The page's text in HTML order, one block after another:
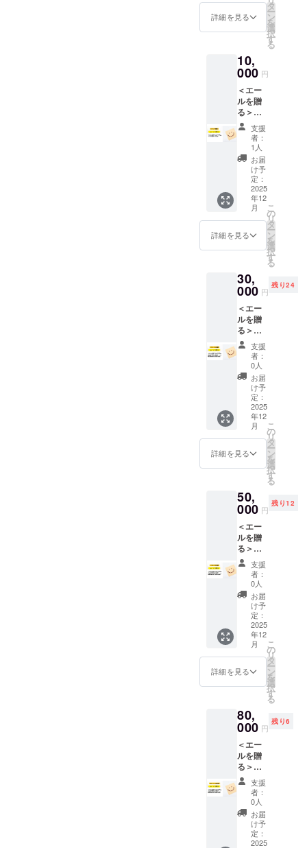
時
間 ：
18:30開
20:00終
演予定
（18:00
開場）
出演者
（予
定） ・
みょー
ちゃ
ん、山
ちゃー
はん、
腹よし
お、三
島遥
香、岩
ちゃ
ん、マ
サチ、
門脇大
樹、エ
ンドウ
レイ、
SEA
BLOOM
、など
▼ ヤマ
カゲ
オード
ブルと
は 鳥取
県境港
市出身
の松竹
芸人
を務め
る山陰
のエン
タメ集
団で
す。 山
陰のエ
ンタメ
文化の
向上と
鳥取へ
の恩返
しの気
持ちで
活動さ
れてい
ます。
当日券
2,500円
券
2,000
円） ※
クラウ
ドファ
ンディ
ング終
了後に
チケッ
ラボ
レー
ション
しみく
ださ
い。 ・
会
場 ：
とりぎ
ん文化
会館
小ホー
ル ・開
催日：
2025年
8月23日
(土) ・
間 ：
12:30開
演～
14:30終
（12:00
開場）
出演グ
ループ
（山陰
に縁の
ある5組
のアイ
ドル）
・SEA
BLOOM
VEGAR
IO ・
Lydian
Siroop
・
morphi
ng×mor
・
KLAIRE
(大阪) ■
通常チ
ケット
価格 当
日券
2,500円
（前売
券
2,000
円） ※
クラウ
ドファ
ンディ
ング終
了後に
場など
で前売
券およ
び当日
券を販
売する
ことが
ありま
━━━
━━━
━━━
取美少
女図鑑
ルや、
アイド
ルフェ
ス参加
グルー
プメン
バー、
一般応
募の参
加者な
ど、総
勢50名
以上が
参加す
るラン
ウェイ
ウォー
キング
です。
参加し
て輝け
る舞台
で、
Peeba
FESの
フィ
ナーレ
を大人
数で彩
りま
す。 ・
場 ：
とりぎ
ん文化
会館
小ホー
ル ・開
2025年
8月23日
(土) ・
時
間 ：
17:30開
演～
19:30終
演予定
（17:00
開場）
出演者
（一
部） ・
MC：
TADA（
書
家/MC
） ・鳥
女図鑑
モデル
・
etc（総
勢50名
以上）
■ 通常
チケッ
ト価格
当日券
2,500円
（前売
特典と
して会
ント限
定オリ
ジナル
ウォー
ター1
本」が
付いて
きま
す。
━━━
━━━
━━━
━━━
▼ イベ
ント詳
イドル
フェ
Peeba
FESの2
日目
「第二
部」と
して実
施する
プログ
ラムで
す。 ・
会
場 ：
とりぎ
ん文化
会館
小ホー
ル ・開
催日：
2025年
8月23日
(土) ・
時
間 ：
12:30開
演～
14:30終
演予定
（12:00
開場）
出演グ
ループ
（山陰
に縁の
ある5組
のアイ
ドル）
・SEA
BLOOM
・
IO ・
Lydian
Siroop
・
morphi
ng×mor
phing
・
KLAIRE
(大阪)
▼ イベ
ント詳
細（ラ
券詳細
本リ
券は、
2025年
の
「Peeb
a FES」
の全て
のプロ
グラム
に参加
できる
チケッ
トにな
りま
す。特
て会場
で「イ
リジナ
ル
ウォー
ター」
を各日1
本ずつ
お渡し
しま
す。
━━━
━━━
━━━
━━━
＜イベ
ント詳
エンタ
メフェ
一部）
・会
場 ：
とりぎ
ん文化
会館
小ホー
ル ・開
催日：
2025年
8月22日
(金) ・
間 ：
18:30開
演～
20:00終
演予定
（18:00
出演者
(予定)：
みょー
ちゃ
ん、山
田
ちゃー
はん、
腹よし
お、三
島遥
香、岩
ちゃ
ル ▼ プ
レミア
8月開催
の
a FES」
のうち
「アイ
ドル
フェ
ス」に
参加で
きる特
別チ
ケット
になり
ます。
アム前
売券の
通り。
・最前
目、3列
目席エ
リアの
席（確
約） ・
イベン
ト限定
オリジ
ナル
ウォー
ター1本
（クラ
前売券
共通）
※最前列
＆3列目
席は指
定席で
はござ
いませ
ん（最
前列＆2
列目＆3
列目席
全28
席：エ
リア内
自由
席）
━━━
━━━
━━━
ント詳
細（ア
イドル
フェ
ス）
Peeba
FESの2
日目
「第二
部」と
して実
施する
プログ
プの目
の前に
前方SS
席」を
ご用意
しま
す。 ＜
リター
ン内容
＞ ・プ
レミア
ム前売
券 1枚
（ラン
ウェイ
フェス
前方SS
席） ・
お礼の
前売券
詳細
8月開催
の
「Peeb
a FES」
のうち
「ラン
ウェイ
フェ
ス」に
参加で
きる特
別チ
になり
ます。
売券の
特典は
通り。
・花道
ラン
ウェイ
真正面
の前方
SS席
（確
約） ・
イベン
ト限定
オリジ
ウォー
ター1本
前売券
共通）
※ 前方
SS席は
指定席
ではご
ざいま
せん
（前方
SS席30
席のう
ちいず
の出演
者に対
して
「応援
セー
ジ」を
贈るこ
とがで
きるリ
ターン
です。
支援時
に備考
欄に書
いてい
ただい
た応援
メッ
セージ
を会場
に設置
ド」に
掲示さ
せてい
ただき
ます！
推しの
出演者
宛でも
OK！運
営ス
タッフ
宛の応
援コメ
ントも
大歓迎
です！
みんな
ルボー
ド」を
いにし
てくだ
さ
い！！
＜リ
ターン
内容＞
・応援
メッ
セージ
のエー
ルボー
・お礼
のメー
ボード
掲示に
以下の
情報を
「備考
欄」に
ご記入
くださ
い ・宛
名（推
しの出
詳細を見る
タ
ー
ン
を
選
択
す
る
10,
000 円
＜エー
ルを贈
る＞
ビッグ
応援 会
場に
メッ
セージ
掲載【
出演者
応援 】
エール
内容を
「Peeb
a20th記
念冊
掲載＋1
冊お届
け
Peeba
FESの
全日程
の出演
者に対
して
「応援
メッ
セー
ジ」を
贈るこ
とがで
きま
す。 支
ていた
だいた
応援
メッ
セージ
を会場
に設置
した
「エー
ルボー
ド」に
掲示さ
せて頂
き、更
にエー
ル内容
を
「Peeb
a20th記
子」に
掲載す
ができ
るリ
ターン
で
す。！
推しの
出演者
宛でも
OK！運
支援
者：
1人
お届
け予
定：
2025
年12
月
詳細を見る
こ
の
リ
タ
ー
ン
を
選
択
す
る
30,
000 円
残り24
＜エー
ルを贈
る＞
スー
パー応
援 会場
にメッ
セージ
掲載
エール
内容を
「Peeb
a20th記
念冊
子」に
掲載＋3
け
「Peeb
a20th記
念冊
子」へ
の応援
者1/4P
分掲載
指名権
Peeba
FESの
全日程
の出演
者に対
して
「応援
メッ
とがで
きま
す。 支
援時に
備考欄
に書い
ていた
だいた
応援
メッ
セージ
を会場
支援
者：
0人
お届
け予
定：
2025
年12
月
詳細を見る
こ
の
リ
タ
ー
ン
を
選
択
す
る
50,
000 円
残り12
＜エー
ルを贈
る＞ウ
ルトラ
応援 会
場に
メッ
セージ
掲載
エール
内容を
「Peeb
a20th記
念冊
子」に
掲載＋5
け
「Peeb
a20th記
念冊
子」へ
の応援
者1/2P
分掲載
指名権
Peeba
FESの
全日程
の出演
支援
者：
0人
お届
け予
定：
2025
年12
月
詳細を見る
こ
の
リ
タ
ー
ン
を
選
択
す
る
80,
000 円
残り6
＜エー
ルを贈
る＞ス
ペシャ
ル応援
会場に
メッ
セージ
掲載
エール
支援
者：
0人
お届
け予
定：
2025